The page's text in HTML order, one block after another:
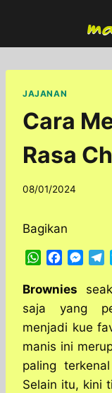
content
JAJANAN
Cara
Rasa
By
08/01/2024
Bagikan
W
a
t
A
p
p
c
e
b
o
o
k
M
s
s
e
n
g
e
r
l
e
r
a
m
Brownies
saja yang
menjadi kue
manis ini
paling
Selain itu, kini